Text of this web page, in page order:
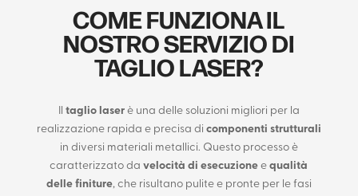
COME FUNZIONA IL
NOSTRO SERVIZIO DI
TAGLIO LASER?
Il taglio laserè una delle soluzioni migliori per la
realizzazione rapida e precisa di componenti strutturali
in diversi materiali metallici. Questo processo è
caratterizzato davelocità di esecuzione equalità
delle finiture, che risultano pulite e pronte per le fasi